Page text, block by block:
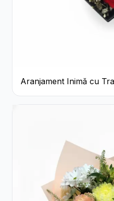
Aranjament Inimă cu
și Floarea Miresei